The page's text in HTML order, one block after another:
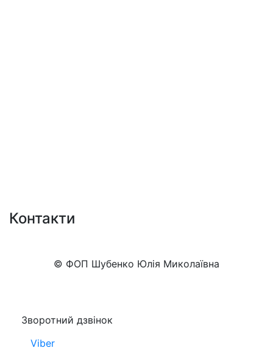
Контакти
© ФОП Шубенко Юлія Миколаївна
Зворотний дзвінок
Viber